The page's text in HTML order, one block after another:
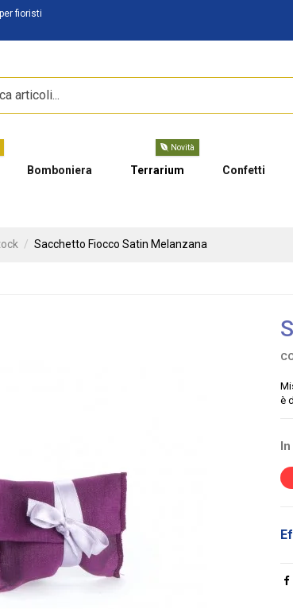
fioristi
Bomboniera Terrarium
Novità
Confetti
Sacchetto Fiocco Satin Melanzana
è